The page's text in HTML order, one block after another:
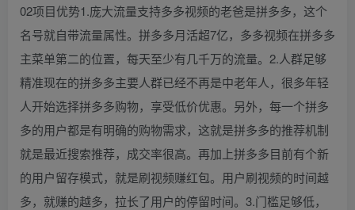
02项目优势1.庞大流量支持多多视频的老爸是拼多多，这个
名号就自带流量属性。拼多多月活超7亿，多多视频在拼多多
主菜单第二的位置，每天至少有几千万的流量。2.人群足够
精准现在的拼多多主要人群已经不再是中老年人，很多年轻
人开始选择拼多多购物，享受低价优惠。另外，每一个拼多
多的用户都是有明确的购物需求，这就是拼多多的推荐机制
就是最近搜索推荐，成交率很高。再加上拼多多目前有个新
的用户留存模式，就是刷视频赚红包。用户刷视频的时间越
多，就赚的越多，拉长了用户的停留时间。3.门槛足够低，